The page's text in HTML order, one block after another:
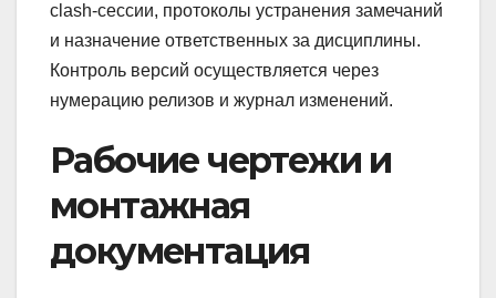
clash‑сессии, протоколы устранения замечаний
и назначение ответственных за дисциплины.
Контроль версий осуществляется через
нумерацию релизов и журнал изменений.
Рабочие чертежи и
монтажная
документация